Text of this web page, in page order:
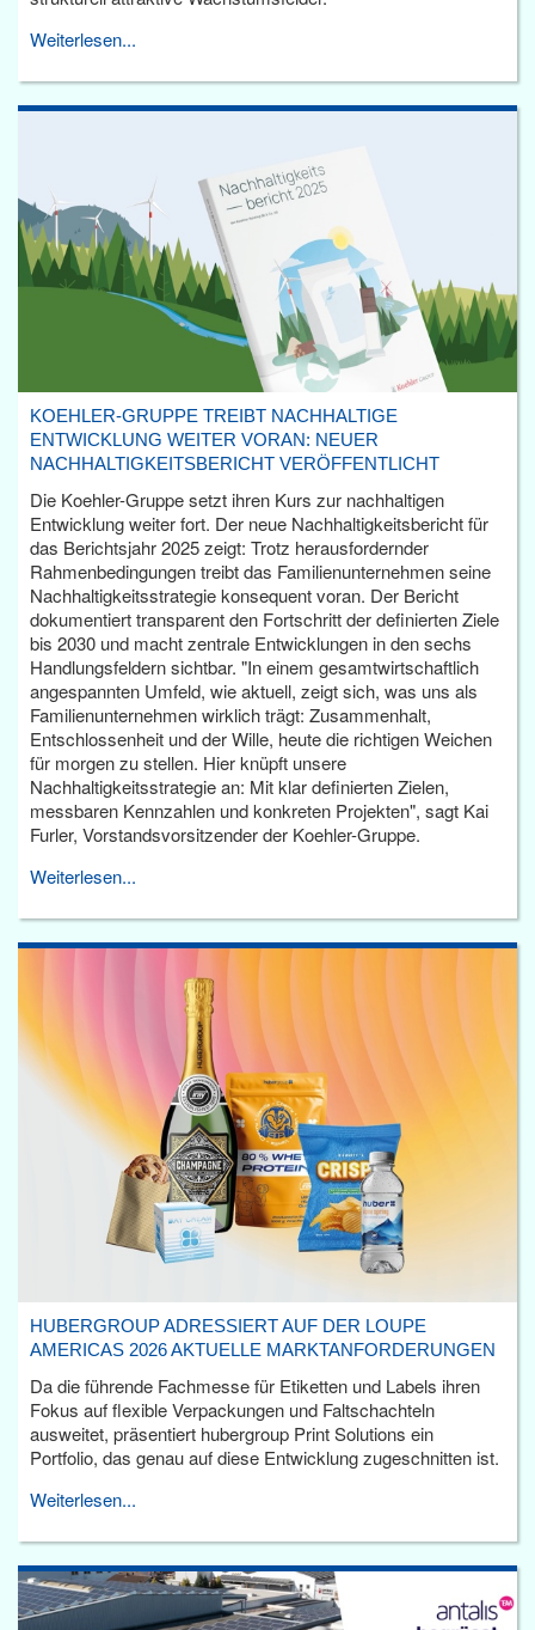
Weiterlesen...
KOEHLER-GRUPPE TREIBT NACHHALTIGE
ENTWICKLUNG WEITER VORAN: NEUER
NACHHALTIGKEITSBERICHT VERÖFFENTLICHT
Die Koehler-Gruppe setzt ihren Kurs zur nachhaltigen
Entwicklung weiter fort. Der neue Nachhaltigkeitsbericht für
das Berichtsjahr 2025 zeigt: Trotz herausfordernder
Rahmenbedingungen treibt das Familienunternehmen seine
Nachhaltigkeitsstrategie konsequent voran. Der Bericht
dokumentiert transparent den Fortschritt der definierten Ziele
bis 2030 und macht zentrale Entwicklungen in den sechs
Handlungsfeldern sichtbar. "In einem gesamtwirtschaftlich
angespannten Umfeld, wie aktuell, zeigt sich, was uns als
Familienunternehmen wirklich trägt: Zusammenhalt,
Entschlossenheit und der Wille, heute die richtigen Weichen
für morgen zu stellen. Hier knüpft unsere
Nachhaltigkeitsstrategie an: Mit klar definierten Zielen,
messbaren Kennzahlen und konkreten Projekten", sagt Kai
Furler, Vorstandsvorsitzender der Koehler-Gruppe.
Weiterlesen...
HUBERGROUP ADRESSIERT AUF DER LOUPE
AMERICAS 2026 AKTUELLE MARKTANFORDERUNGEN
Da die führende Fachmesse für Etiketten und Labels ihren
Fokus auf flexible Verpackungen und Faltschachteln
ausweitet, präsentiert hubergroup Print Solutions ein
Portfolio, das genau auf diese Entwicklung zugeschnitten ist.
Weiterlesen...